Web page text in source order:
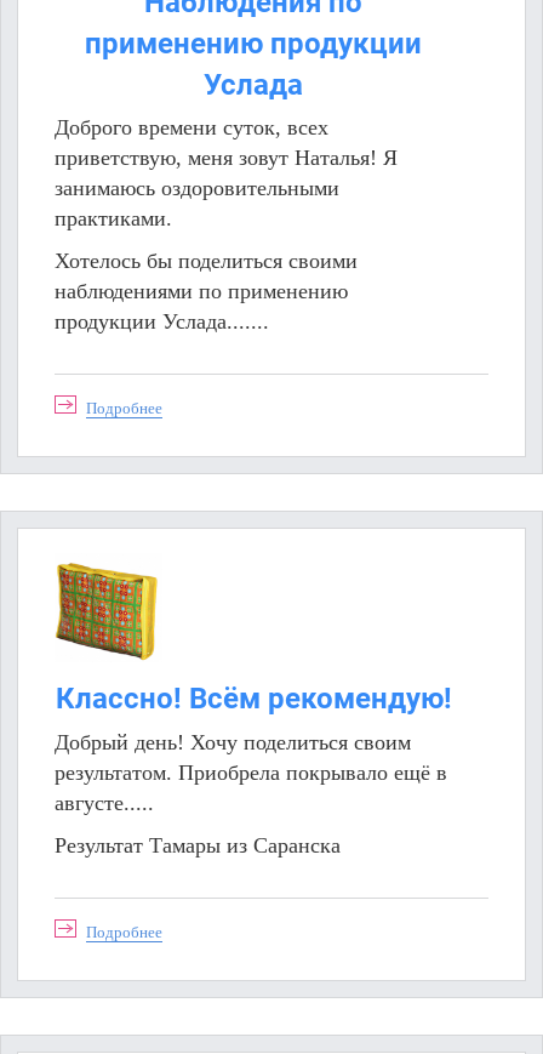
применению продукции
Услада
Доброго времени суток, всех
приветствую, меня зовут Наталья! Я
занимаюсь оздоровительными
практиками.
Хотелось бы поделиться своими
наблюдениями по применению
продукции Услада.......
Подробнее
Классно! Всём рекомендую!
Добрый день! Хочу поделиться своим
результатом. Приобрела покрывало ещё в
августе.....
Результат Тамары из Саранска
Подробнее